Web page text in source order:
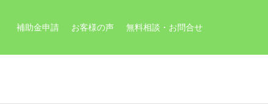
補助金申請 お客様の声 無料相談・お問合せ